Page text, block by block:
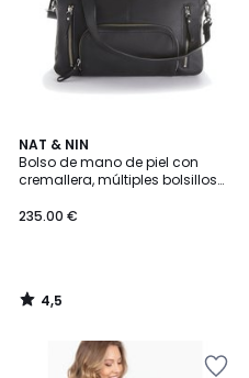
NAT & NIN
Bolso de mano de piel con
cremallera, múltiples bolsillos
235.00 €
4,5
/ 5
4,5
/